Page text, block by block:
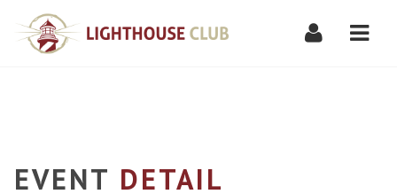
EVENT DETAIL